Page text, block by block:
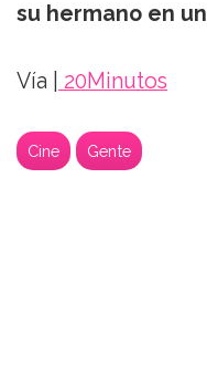
su hermano en
Vía | 20Minutos
Cine Gente